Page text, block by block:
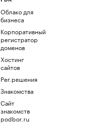
Облако для
бизнеса
Корпоративный
регистратор
доменов
Хостинг
сайтов
Рег.решения
Знакомства
Сайт
знакомств
podbor.ru